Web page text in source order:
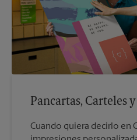
Pancartas, Carteles
Cuando quiera decirlo en